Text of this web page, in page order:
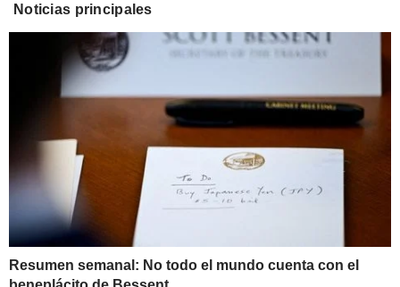
Noticias principales
Resumen semanal: No todo el mundo cuenta con el